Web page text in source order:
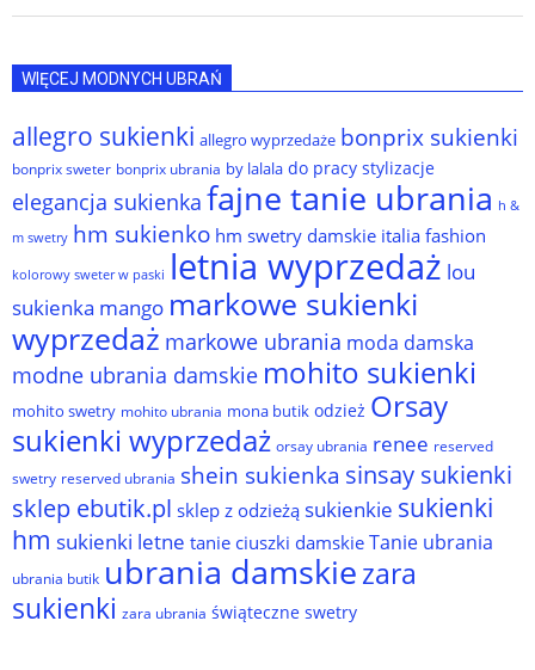
WIĘCEJ MODNYCH UBRAŃ
allegro sukienki allegro wyprzedaże bonprix sukienki
bonprix sweter bonprix ubrania by lalala do pracy stylizacje
elegancja sukienka fajne tanie ubrania h &
m swetry hm sukienko hm swetry damskie italia fashion
kolorowy sweter w paski letnia wyprzedaż lou
sukienka mango markowe sukienki
wyprzedaż markowe ubrania moda damska
modne ubrania damskie mohito sukienki
mohito swetry mohito ubrania mona butik odzież Orsay
sukienki wyprzedaż orsay ubrania renee reserved
swetry reserved ubrania shein sukienka sinsay sukienki
sklep ebutik.pl sklep z odzieżą sukienkie sukienki
hm sukienki letne tanie ciuszki damskie Tanie ubrania
ubrania butik ubrania damskiezara
sukienki zara ubrania świąteczne swetry